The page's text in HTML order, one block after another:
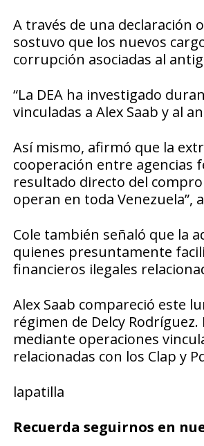
A través de una declaración
sostuvo que los nuevos
corrupción asociadas al
“La DEA ha investigado
vinculadas a Alex Saab y al
Así mismo, afirmó que la
cooperación entre agencias
resultado directo del
operan en toda Venezuela”,
Cole también señaló que la
quienes presuntamente
financieros ilegales
Alex Saab compareció este
régimen de Delcy
mediante operaciones
relacionadas con los Clap y
lapatilla
Recuerda seguirnos en